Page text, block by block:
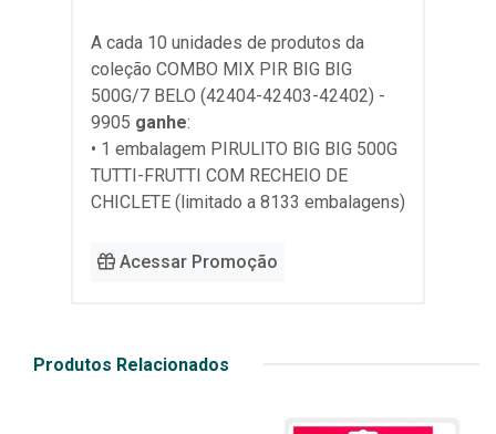
A cada 10 unidades de produtos da
coleção COMBO MIX PIR BIG BIG
500G/7 BELO (42404-42403-42402) -
9905 ganhe:
• 1 embalagem PIRULITO BIG BIG 500G
TUTTI-FRUTTI COM RECHEIO DE
CHICLETE (limitado a 8133 embalagens)
Acessar Promoção
Produtos Relacionados